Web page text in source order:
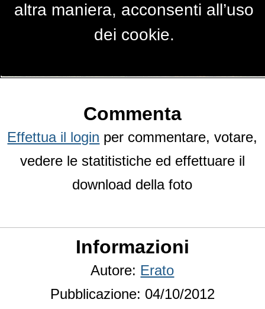
Commenta
Effettua il login per commentare, votare,
vedere le statitistiche ed effettuare il
download della foto
Informazioni
Autore: Erato
Pubblicazione: 04/10/2012
altra maniera, acconsenti all’uso
dei cookie.